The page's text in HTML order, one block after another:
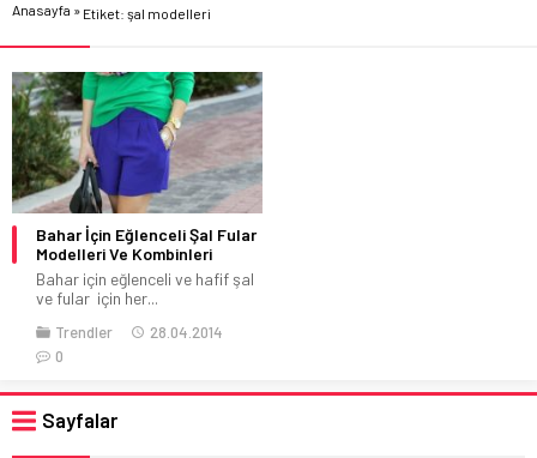
Anasayfa » Etiket: şal modelleri
Bahar İçin Eğlenceli Şal Fular
Modelleri Ve Kombinleri
Bahar için eğlenceli ve hafif şal
ve fular için her...
Trendler
28.04.2014
0
Sayfalar